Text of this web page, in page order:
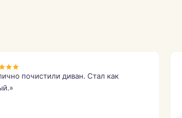
почистили диван. Стал как